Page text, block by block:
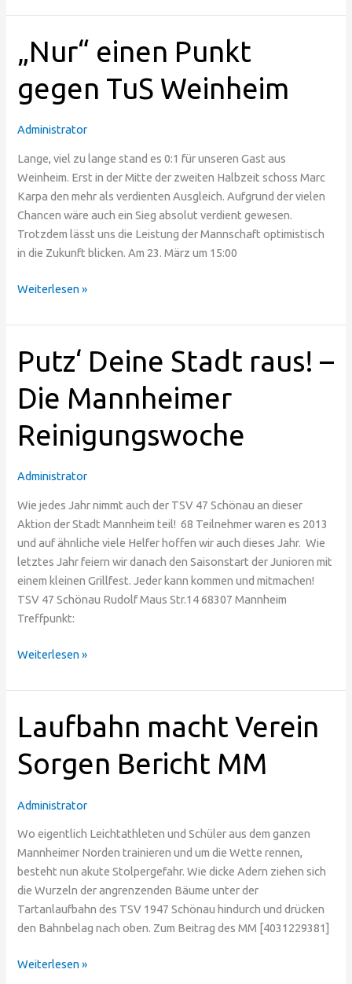
„Nur“ einen Punkt
gegen TuS Weinheim
Administrator
Lange, viel zu lange stand es 0:1 für unseren Gast aus
Weinheim. Erst in der Mitte der zweiten Halbzeit schoss Marc
Karpa den mehr als verdienten Ausgleich. Aufgrund der vielen
Chancen wäre auch ein Sieg absolut verdient gewesen.
Trotzdem lässt uns die Leistung der Mannschaft optimistisch
in die Zukunft blicken. Am 23. März um 15:00
„Nur“
einen
gegen
Weinheim
Weiterlesen »
Putz‘ Deine Stadt raus! –
Die Mannheimer
Reinigungswoche
Administrator
Wie jedes Jahr nimmt auch der TSV 47 Schönau an dieser
Aktion der Stadt Mannheim teil! 68 Teilnehmer waren es 2013
und auf ähnliche viele Helfer hoffen wir auch dieses Jahr. Wie
letztes Jahr feiern wir danach den Saisonstart der Junioren mit
einem kleinen Grillfest. Jeder kann kommen und mitmachen!
TSV 47 Schönau Rudolf Maus Str.14 68307 Mannheim
Treffpunkt:
Putz‘
Deine
Stadt
raus!
–
Die
Reinigungswoche
Weiterlesen »
Laufbahn macht Verein
Sorgen Bericht MM
Administrator
Wo eigentlich Leichtathleten und Schüler aus dem ganzen
Mannheimer Norden trainieren und um die Wette rennen,
besteht nun akute Stolpergefahr. Wie dicke Adern ziehen sich
die Wurzeln der angrenzenden Bäume unter der
Tartanlaufbahn des TSV 1947 Schönau hindurch und drücken
den Bahnbelag nach oben. Zum Beitrag des MM [4031229381]
Laufbahn
macht
Verein
Sorgen
MM
Weiterlesen »